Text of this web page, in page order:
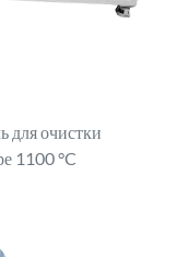
для очистки
1100 °C